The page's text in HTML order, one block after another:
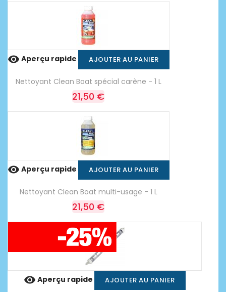
 Aperçu rapide AJOUTER AU PANIER
Nettoyant Clean Boat spécial carène - 1 L
21,50 €
 Aperçu rapide AJOUTER AU PANIER
Nettoyant Clean Boat multi-usage - 1 L
21,50 €
 Aperçu rapide AJOUTER AU PANIER